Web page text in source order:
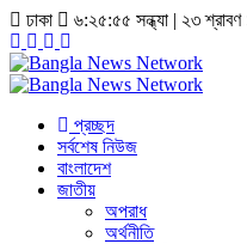
ঢাকা ৬:২৫:৫৬ সন্ধ্যা | ২৩
প্রচ্ছদ
সর্বশেষ নিউজ
বাংলাদেশ
জাতীয়
অপরাধ
অর্থনীতি